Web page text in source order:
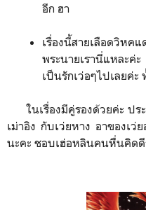
อีก ฮา
เรื่องนี้สายเลือดวิหค
พระนายเรานี่แหละค่
เป็นรักเว่อๆไปเลยค่ะ
ในเรื่องมีคู่รองด้วยค่ะ ปร
เม่าอิง กับเว่ยหาง อาของเว่
นะคะ ชอบเฮ่อหลินคนหื่นคิดดี